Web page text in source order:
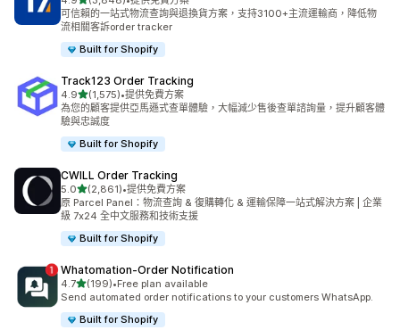
共有 3848 則評價
可信賴的一站式物流查詢與退換貨方案，支持3100+主流運輸商，降低物
流相關客訴order tracker
Built for Shopify
Track123 Order Tracking
4.9滿分 5 顆星
(1,575)
共有 1575 則評價
•提供免費方案
為您的顧客提供亞馬遜式查單體驗，大幅減少售後查單諮詢量，提升顧客體
驗與忠誠度
Built for Shopify
CWILL Order Tracking
5.0滿分 5 顆星
(2,861)
共有 2861 則評價
•提供免費方案
原 Parcel Panel：物流查詢 & 復購轉化 & 運輸保障一站式解決方案 | 企業
級 7x24 全中文服務和技術支援
Built for Shopify
Whatomation‑Order Notification
4.7滿分 5 顆星
(199)
共有 199 則評價
•Free plan available
Send automated order notifications to your customers WhatsApp.
Built for Shopify